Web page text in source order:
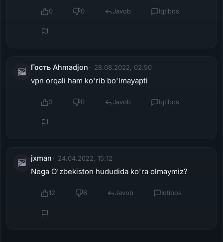
0 0 Javob Iqtibos
Гость Ahmadjon 28.08.2022, 02:50
vpn orqali ham ko'rib bo'lmayapti
3 0 Javob Iqtibos
jxman 24.04.2022, 15:12
Nega O'zbekiston hududida ko'ra olmaymiz?
12 6 Javob Iqtibos